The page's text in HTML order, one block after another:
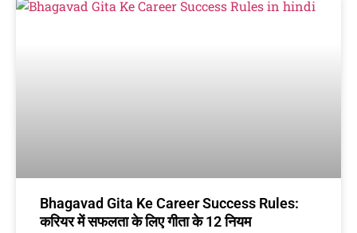
Bhagavad Gita Ke Career Success Rules:
करियर में सफलता के लिए गीता के 12 नियम